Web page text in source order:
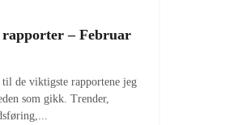
rapporter – Februar
de viktigste rapportene jeg
som gikk. Trender,